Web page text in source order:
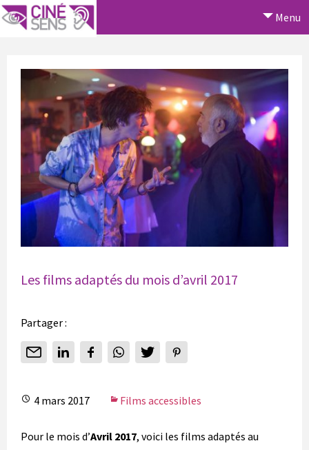
Menu
Les films adaptés du mois d’avril 2017
Partager :
4 mars 2017 Films accessibles
Pour le mois d’Avril 2017, voici les films adaptés au